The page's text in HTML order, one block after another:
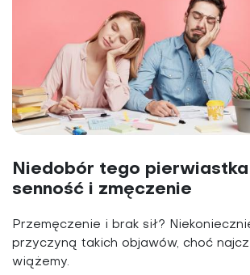
Niedobór tego
senność i zmęczenie
Przemęczenie i brak sił?
przyczyną takich objawów, choć
wiążemy.